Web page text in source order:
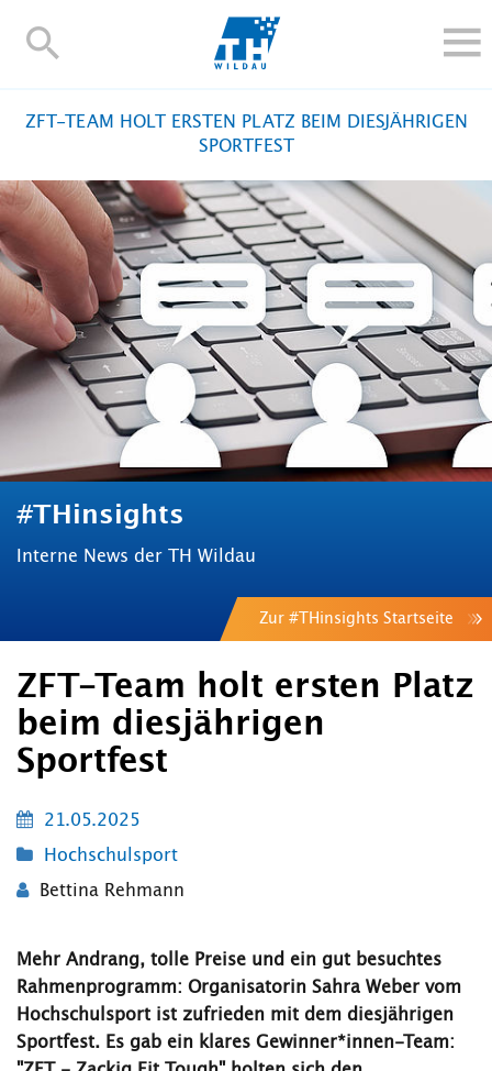
TH-
FORSCHUNG UND TRANSFER
ALUMNI
HOCHSCHULE
INTERNATIONAL
BESCHÄFTIGTE
Blogs Kontakt und Anfahrt Webmail Moodle
TH Online-Portal Personensuche English
ZFT-TEAM HOLT ERSTEN PLATZ BEIM DIESJÄHRIGEN
SPORTFEST
#THinsights
Interne News der TH Wildau
Zur #THinsights Startseite
ZFT-Team holt ersten Platz
beim diesjährigen
Sportfest
21.05.2025
Hochschulsport
Bettina Rehmann
Mehr Andrang, tolle Preise und ein gut besuchtes
Rahmenprogramm: Organisatorin Sahra Weber vom
Hochschulsport ist zufrieden mit dem diesjährigen
Sportfest. Es gab ein klares Gewinner*innen-Team: